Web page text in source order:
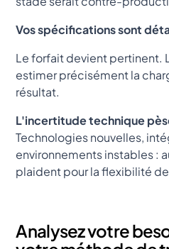
Vos spécifications sont
Le forfait devient pertinent.
estimer précisément la
résultat.
L'incertitude technique
Technologies nouvelles,
environnements instables :
plaident pour la flexibilité
Analysez votre